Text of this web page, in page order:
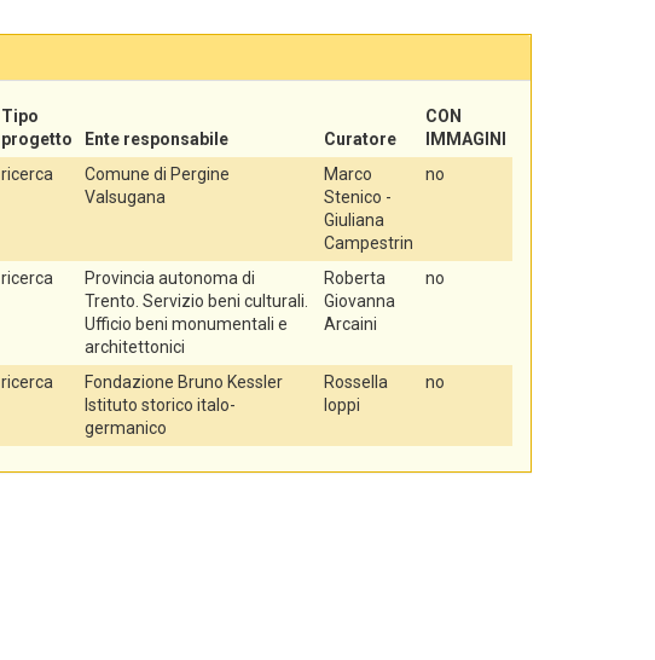
Tipo
progetto
Ente responsabile Curatore
CON
IMMAGINI
ricerca
Comune di Pergine
Valsugana
Marco
Stenico -
Giuliana
Campestrin
no
ricerca
Provincia autonoma di
Trento. Servizio beni culturali.
Ufficio beni monumentali e
architettonici
Roberta
Giovanna
Arcaini
no
ricerca
Fondazione Bruno Kessler
Istituto storico italo-
germanico
Rossella
Ioppi
no